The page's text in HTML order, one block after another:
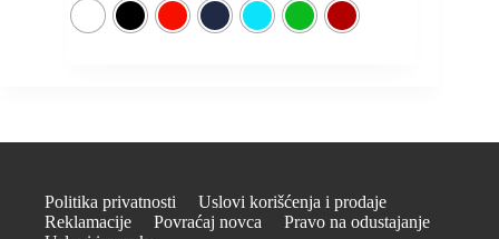
Politika privatnosti
Uslovi korišćenja i prodaje
Reklamacije
Povraćaj novca
Pravo na odustajanje